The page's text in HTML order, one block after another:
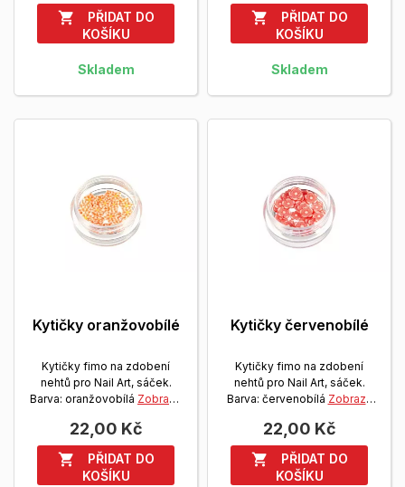

PŘIDAT DO
KOŠÍKU
Skladem

PŘIDAT DO
KOŠÍKU
Skladem
Kytičky oranžovobílé
Kytičky fimo na zdobení
nehtů pro Nail Art, sáček.
Barva: oranžovobílá Zobrazit
22,00 Kč

PŘIDAT DO
KOŠÍKU
Kytičky červenobílé
Kytičky fimo na zdobení
nehtů pro Nail Art, sáček.
Barva: červenobílá Zobrazit
22,00 Kč

PŘIDAT DO
KOŠÍKU